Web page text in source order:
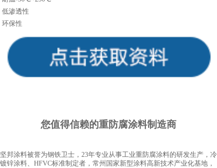
低渗透性
环保性
您值得信赖的重防腐涂料制造商
坚邦涂料被誉为钢铁卫士，23年专业从事工业重防腐涂料的研发生产，冷
镀锌涂料、HFVC标准制定者，常州国家新型涂料高新技术产业化基地，